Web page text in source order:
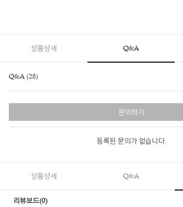
상품상세 Q&A
Q&A (28)
문의하기
등록된 문의가 없습니다.
상품상세 Q&A
리뷰보드(0)